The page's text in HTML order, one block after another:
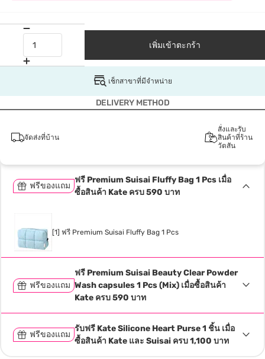
เพิ่มเข้าตะกร้า
เช็กสาขาที่มีจำหน่าย
DELIVERY METHOD
จัดส่งที่บ้าน
สั่งและรับ
สินค้าที่ร้าน
วัตสัน
ฟรีของแถม
ฟรี Premium Suisai Fluffy Bag 1 Pcs เมื่อ
ซื้อสินค้า Kate ครบ 590 บาท
[1] ฟรี Premium Suisai Fluffy Bag 1 Pcs
ฟรีของแถม
ฟรี Premium Suisai Beauty Clear Powder
Wash capsules 1 Pcs (Mix) เมื่อซื้อสินค้า
Kate ครบ 590 บาท
ฟรีของแถม
รับฟรี Kate Silicone Heart Purse 1 ชิ้น เมื่อ
ซื้อสินค้า Kate และ Suisai ครบ 1,100 บาท